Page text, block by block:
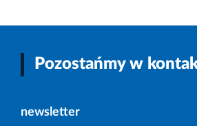
Pozostańmy w
newsletter